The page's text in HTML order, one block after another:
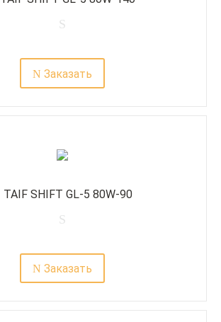
Заказать
TAIF SHIFT GL-5 80W-90
Заказать